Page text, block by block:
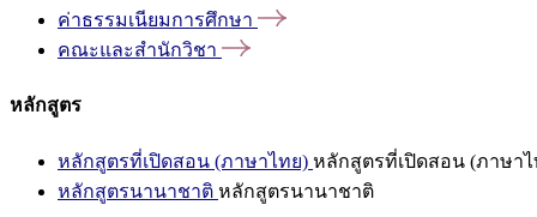
ค่าธรรมเนียมการศึกษา
คณะและสำนักวิชา
หลักสูตร
หลักสูตรที่เปิดสอน (ภาษาไทย) หลักสูตรที่เปิดสอน (ภาษาไ
หลักสูตรนานาชาติ หลักสูตรนานาชาติ